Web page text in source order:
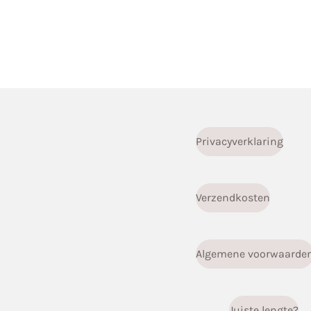
Privacyverklaring
Verzendkosten
Algemene